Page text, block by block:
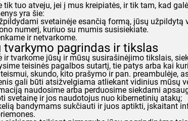
tik tuo atveju, jei į mus kreipiatės, ir tik tam, kad
yra šie:
svetainėje esančią formą, jūsų užpildytą
numerį, kuriuo su mumis susisiekiate.
ir netvarkome.
pagrindas ir tikslas
ir tvarkome jūsų ir mūsų susirašinėjimo tikslais,
teisinės pagalbos sutartį, tie patys arba kai
skundo, kito prašymo ir pan. preambulėje,
gali būti atsižvelgiama atliekant vidinius mūsų
naudosime arba perduosime siekdami
svetainę ir jos naudotojus nuo kibernetinių atakų;
bandymams sukčiauti ir juos aptikti, įskaitant